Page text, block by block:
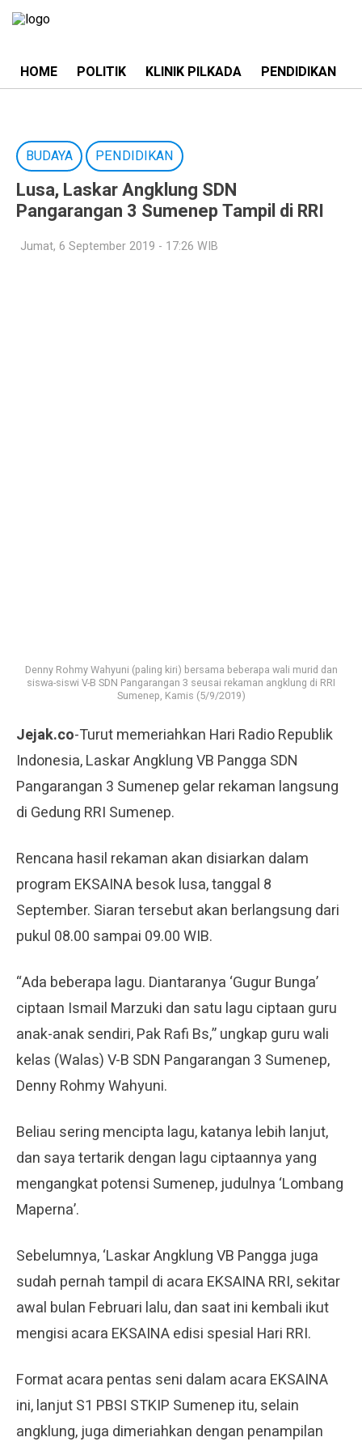
HOME POLITIK KLINIK PILKADA PENDIDIKAN
BUDAYA PENDIDIKAN
Lusa, Laskar Angklung SDN
Pangarangan 3 Sumenep Tampil di RRI
Jumat, 6 September 2019 - 17:26 WIB
Denny Rohmy Wahyuni (paling kiri) bersama beberapa wali murid dan
siswa-siswi V-B SDN Pangarangan 3 seusai rekaman angklung di RRI
Sumenep, Kamis (5/9/2019)
Jejak.co-Turut memeriahkan Hari Radio Republik
Indonesia, Laskar Angklung VB Pangga SDN
Pangarangan 3 Sumenep gelar rekaman langsung
di Gedung RRI Sumenep.
Rencana hasil rekaman akan disiarkan dalam
program EKSAINA besok lusa, tanggal 8
September. Siaran tersebut akan berlangsung dari
pukul 08.00 sampai 09.00 WIB.
“Ada beberapa lagu. Diantaranya ‘Gugur Bunga’
ciptaan Ismail Marzuki dan satu lagu ciptaan guru
anak-anak sendiri, Pak Rafi Bs,” ungkap guru wali
kelas (Walas) V-B SDN Pangarangan 3 Sumenep,
Denny Rohmy Wahyuni.
Beliau sering mencipta lagu, katanya lebih lanjut,
dan saya tertarik dengan lagu ciptaannya yang
mengangkat potensi Sumenep, judulnya ‘Lombang
Maperna’.
Sebelumnya, ‘Laskar Angklung VB Pangga juga
sudah pernah tampil di acara EKSAINA RRI, sekitar
awal bulan Februari lalu, dan saat ini kembali ikut
mengisi acara EKSAINA edisi spesial Hari RRI.
Format acara pentas seni dalam acara EKSAINA
ini, lanjut S1 PBSI STKIP Sumenep itu, selain
angklung, juga dimeriahkan dengan penampilan